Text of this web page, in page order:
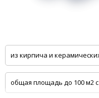
из кирпича и
общая площадь до 100 м2